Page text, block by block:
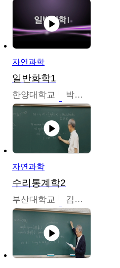
자연과학
일반화학1
한양대학교 박경호
자연과학
수리통계학2
부산대학교 김충락